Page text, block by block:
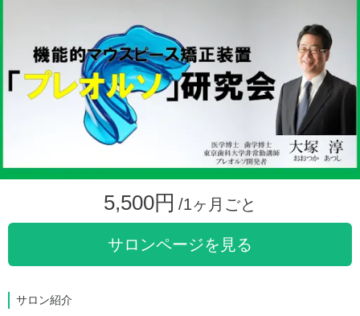
5,500円 /1ヶ月ごと
サロンページを見る
サロン紹介